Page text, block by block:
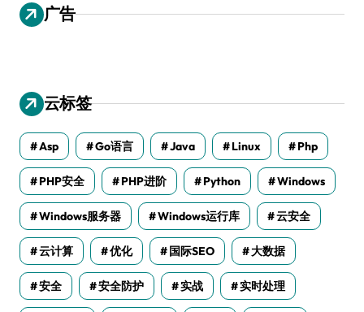
广告
云标签
Asp Go语言 Java Linux Php
PHP安全 PHP进阶 Python Windows
Windows服务器 Windows运行库 云安全
云计算 优化 国际SEO 大数据
安全 安全防护 实战 实时处理